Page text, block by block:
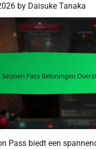
by Daisuke Tanaka
Pass biedt een